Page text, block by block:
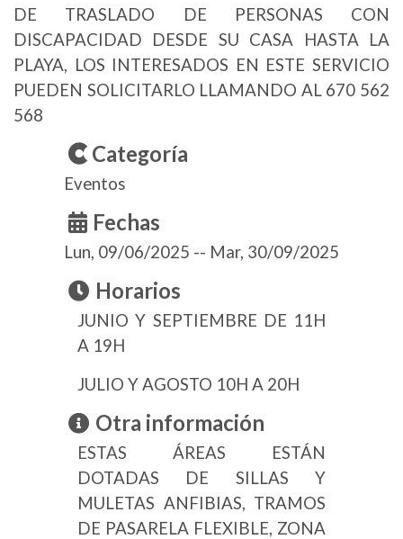
DE TRASLADO DE PERSONAS CON
DISCAPACIDAD DESDE SU CASA HASTA LA
PLAYA, LOS INTERESADOS EN ESTE SERVICIO
PUEDEN SOLICITARLO LLAMANDO AL 670 562
568
Categoría
Eventos
Fechas
Lun, 09/06/2025 -- Mar, 30/09/2025
Horarios
JUNIO Y SEPTIEMBRE DE 11H
A 19H
JULIO Y AGOSTO 10H A 20H
Otra información
ESTAS ÁREAS ESTÁN
DOTADAS DE SILLAS Y
MULETAS ANFIBIAS, TRAMOS
DE PASARELA FLEXIBLE, ZONA